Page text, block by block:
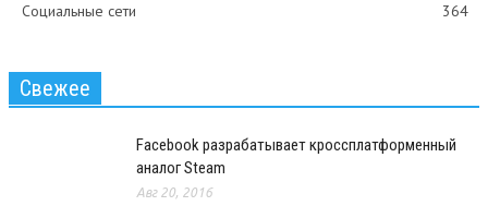
Социальные сети
364
Свежее
Facebook разрабатывает кроссплатформенный
аналог Steam
Авг 20, 2016